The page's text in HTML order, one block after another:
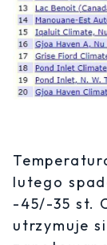
lutego
-45/-35 st.
utrzymuje